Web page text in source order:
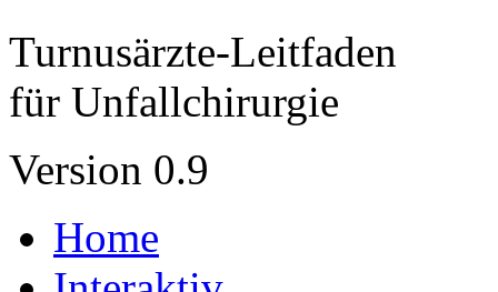
Turnusärzte-Leitfaden
für Unfallchirurgie
Version 0.9
Home